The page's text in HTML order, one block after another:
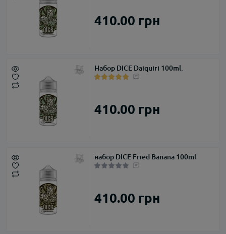
410.00 грн
Набор DICE Daiquiri 100ml.
410.00 грн
набор DICE Fried Banana 100ml
410.00 грн